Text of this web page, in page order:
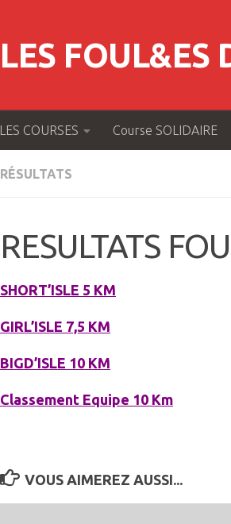
LES FOUL&ES
LES COURSES Course SOLIDAIRE
RÉSULTATS
RESULTATS
SHORT’ISLE 5 KM
GIRL’ISLE 7,5 KM
BIGD’ISLE 10 KM
Classement Equipe 10 Km
VOUS AIMEREZ AUSSI...